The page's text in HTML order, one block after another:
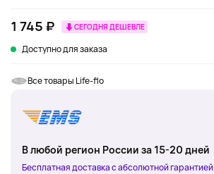
1 745 ₽ СЕГОДНЯ ДЕШЕВЛЕ
Доступно для заказа
Все товары Life-flo
В любой регион России за 15-20 дней
Бесплатная доставка с абсолютной гарантией